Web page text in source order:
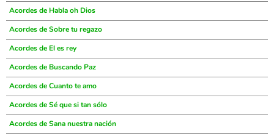
Acordes de Habla oh Dios
Acordes de Sobre tu regazo
Acordes de El es rey
Acordes de Buscando Paz
Acordes de Cuanto te amo
Acordes de Sé que si tan sólo
Acordes de Sana nuestra nación